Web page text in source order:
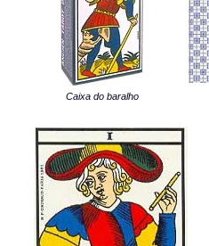
Caixa do baralho